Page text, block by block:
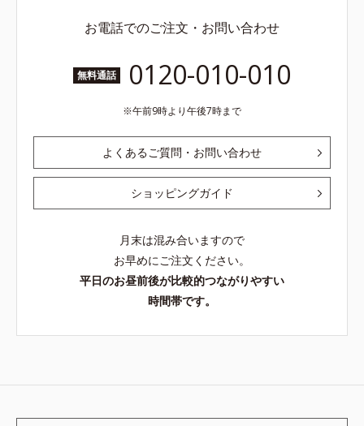
お電話でのご注文・お問い合わせ
無料通話 0120-010-010
午前9時より午後7時まで
よくあるご質問・お問い合わせ
ショッピングガイド
月末は混み合いますので
お早めにご注文ください。
平日のお昼前後が比較的つながりやすい
時間帯です。